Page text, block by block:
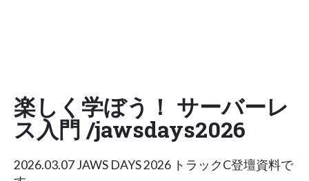
楽しく学ぼう！ サーバーレ
ス入門 /jawsdays2026
2026.03.07 JAWS DAYS 2026 トラックC登壇資料で